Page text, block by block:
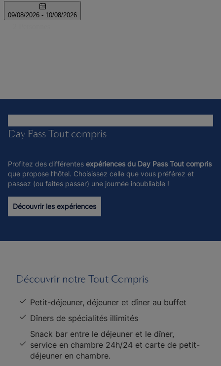
Day Pass Tout compris
Profitez des différentes expériences du Day Pass Tout compris
que propose l’hôtel. Choisissez celle que vous préférez et
passez (ou faites passer) une journée inoubliable !
Découvrir les expériences
Découvrir notre Tout Compris
Petit-déjeuner, déjeuner et dîner au buffet
Dîners de spécialités illimités
Snack bar entre le déjeuner et le dîner,
service en chambre 24h/24 et carte de petit-
déjeuner en chambre.